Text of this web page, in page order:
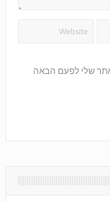
שלי לפעם הבאה